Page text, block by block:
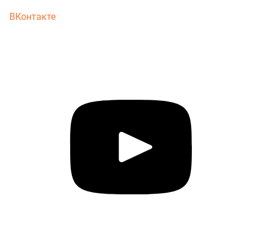
ВКонтакте